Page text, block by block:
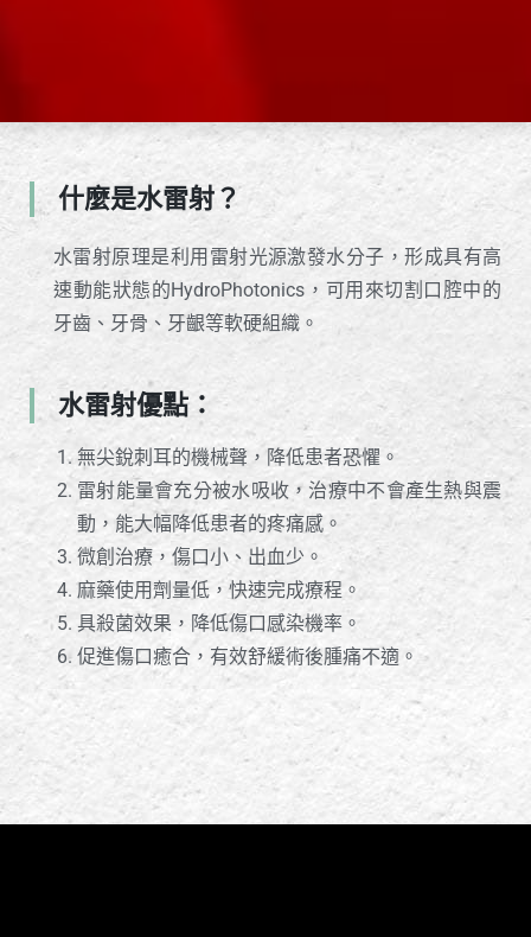
什麼是水雷射？
水雷射原理是利用雷射光源激發水分子，形成具有高
速動能狀態的HydroPhotonics，可用來切割口腔中的
牙齒、牙骨、牙齦等軟硬組織。
水雷射優點：
無尖銳刺耳的機械聲，降低患者恐懼。
雷射能量會充分被水吸收，治療中不會產生熱與震
動，能大幅降低患者的疼痛感。
微創治療，傷口小、出血少。
麻藥使用劑量低，快速完成療程。
具殺菌效果，降低傷口感染機率。
促進傷口癒合，有效舒緩術後腫痛不適。